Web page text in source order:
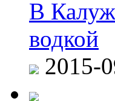
В
водкой
2015-